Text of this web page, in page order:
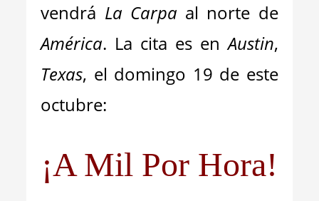
vendrá La Carpa al norte de
América. La cita es enAustin,
Texas, el domingo 19 de este
octubre:
¡A Mil Por Hora!